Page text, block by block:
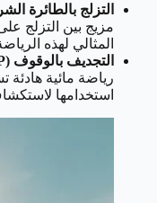
التزلج بالطائرة
مزيج بين التزلج
المثالي لهذه
التجديف بالوقوف (SUP)
رياضة مائية هادئة
استخدامها